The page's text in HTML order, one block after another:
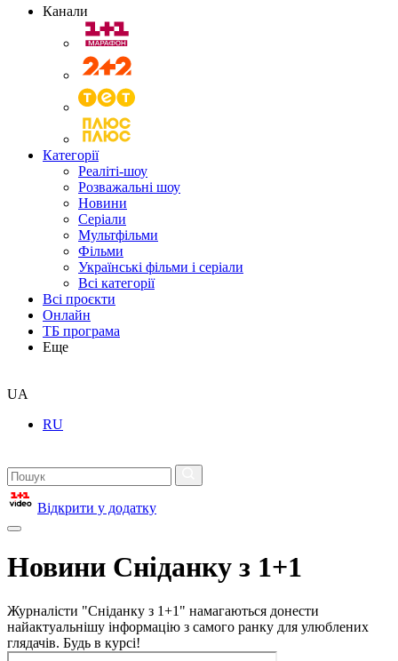
Канали
Категорії
Реаліті-шоу
Розважальні шоу
Новини
Серіали
Мультфільми
Фільми
Українські фільми і серіали
Всі категорії
Всі проєкти
Онлайн
ТБ програма
Еще
UA
RU
Відкрити у додатку
Новини Сніданку з 1+1
Журналісти "Сніданку з 1+1" намагаються донести
найактуальнішу інформацію з самого ранку для улюблених
глядачів. Будь в курсі!